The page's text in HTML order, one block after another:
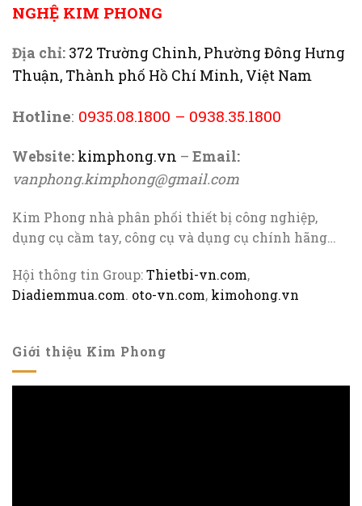
NGHỆ KIM PHONG
Địa chỉ: 372 Trường Chinh, Phường Đông Hưng
Thuận, Thành phố Hồ Chí Minh, Việt Nam
Hotline: 0935.08.1800 – 0938.35.1800
Website: kimphong.vn – Email:
vanphong.kimphong@gmail.com
Kim Phong nhà phân phối thiết bị công nghiệp,
dụng cụ cầm tay, công cụ và dụng cụ chính hãng…
Hội thông tin Group:Thietbi-vn.com,
Diadiemmua.com. oto-vn.com, kimohong.vn
Giới thiệu Kim Phong